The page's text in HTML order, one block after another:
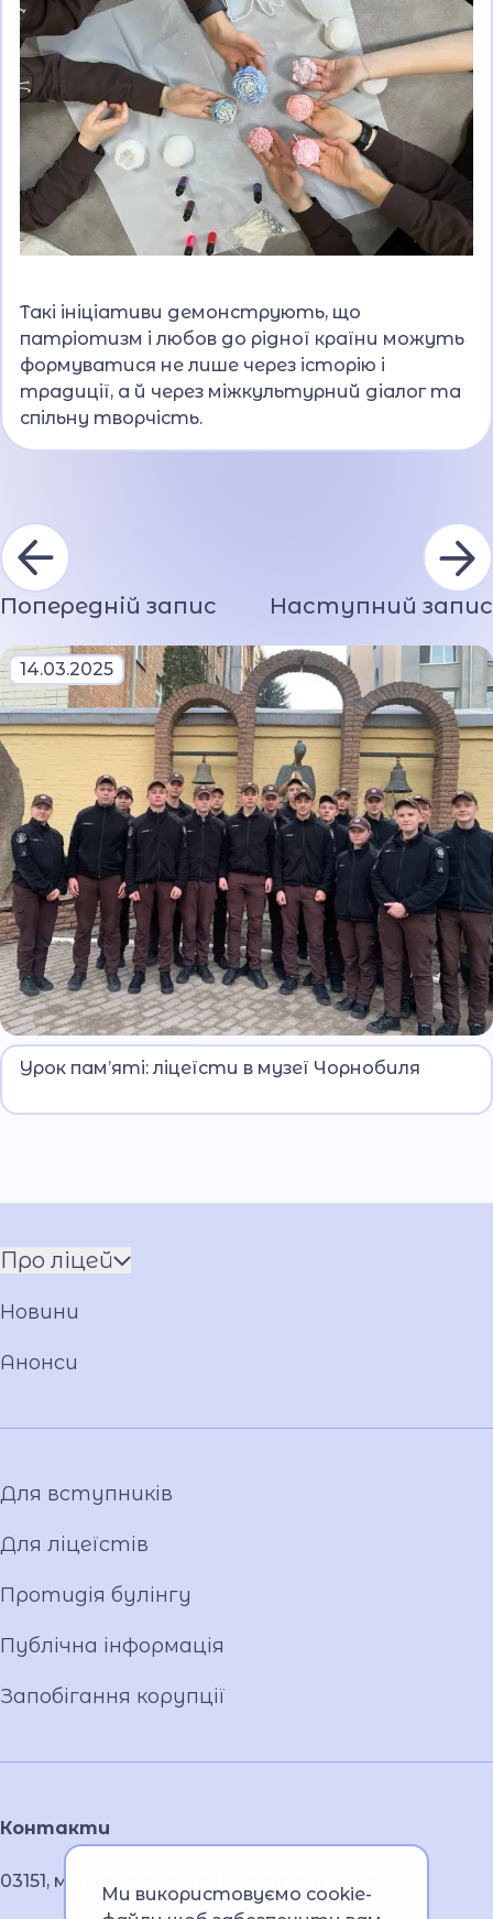
Такі ініціативи демонструють, що
патріотизм і любов до рідної країни можуть
формуватися не лише через історію і
традиції, а й через міжкультурний діалог та
спільну творчість.
Попередній запис Наступний запис
14.03.2025
Ліцеїсти Київського ліцею імені Ярослава
Кондратьєва відвідали Національний музей
Чорнобиля, де поринули в атмосферу
Урок пам’яті: ліцеїсти в музеї Чорнобиля
Контакти
03151, м.Київ, проспект Повітряних Сил, 53
Про ліцей
Установчі документи
Новини
Анонси
Для вступників
Для ліцеїстів
Протидія булінгу
Публічна інформація
Запобігання корупції
Ми використовуємо cookie-